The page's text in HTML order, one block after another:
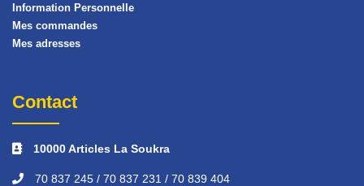
Information Personnelle
Mes commandes
Mes adresses
Contact
10000 Articles La Soukra
70 837 245 / 70 837 231 / 70 839 404